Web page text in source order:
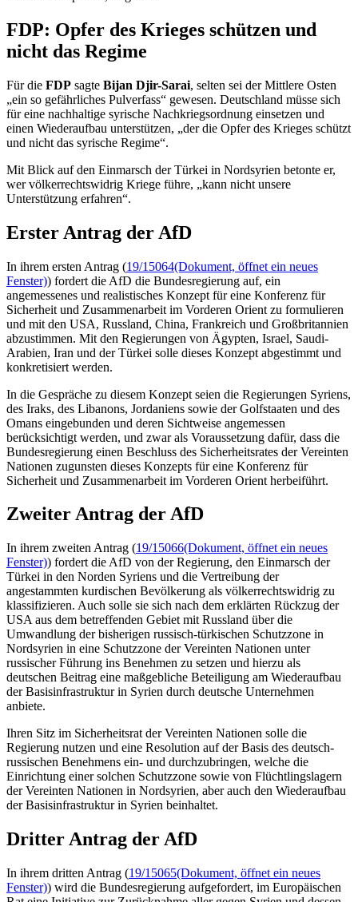
FDP: Opfer des Krieges schützen und
nicht das Regime
Für die FDP sagte Bijan Djir-Sarai, selten sei der Mittlere Osten
„ein so gefährliches Pulverfass“ gewesen. Deutschland müsse sich
für eine nachhaltige syrische Nachkriegsordnung einsetzen und
einen Wiederaufbau unterstützen, „der die Opfer des Krieges schützt
und nicht das syrische Regime“.
Mit Blick auf den Einmarsch der Türkei in Nordsyrien betonte er,
wer völkerrechtswidrig Kriege führe, „kann nicht unsere
Unterstützung erfahren“.
Erster Antrag der AfD
In ihrem ersten Antrag (19/15064(Dokument, öffnet ein neues
Fenster)) fordert die AfD die Bundesregierung auf, ein
angemessenes und realistisches Konzept für eine Konferenz für
Sicherheit und Zusammenarbeit im Vorderen Orient zu formulieren
und mit den USA, Russland, China, Frankreich und Großbritannien
abzustimmen. Mit den Regierungen von Ägypten, Israel, Saudi-
Arabien, Iran und der Türkei solle dieses Konzept abgestimmt und
konkretisiert werden.
In die Gespräche zu diesem Konzept seien die Regierungen Syriens,
des Iraks, des Libanons, Jordaniens sowie der Golfstaaten und des
Omans eingebunden und deren Sichtweise angemessen
berücksichtigt werden, und zwar als Voraussetzung dafür, dass die
Bundesregierung einen Beschluss des Sicherheitsrates der Vereinten
Nationen zugunsten dieses Konzepts für eine Konferenz für
Sicherheit und Zusammenarbeit im Vorderen Orient herbeiführt.
Zweiter Antrag der AfD
In ihrem zweiten Antrag (19/15066(Dokument, öffnet ein neues
Fenster)) fordert die AfD von der Regierung, den Einmarsch der
Türkei in den Norden Syriens und die Vertreibung der
angestammten kurdischen Bevölkerung als völkerrechtswidrig zu
klassifizieren. Auch solle sie sich nach dem erklärten Rückzug der
USA aus dem betreffenden Gebiet mit Russland über die
Umwandlung der bisherigen russisch-türkischen Schutzzone in
Nordsyrien in eine Schutzzone der Vereinten Nationen unter
russischer Führung ins Benehmen zu setzen und hierzu als
deutschen Beitrag eine maßgebliche Beteiligung am Wiederaufbau
der Basisinfrastruktur in Syrien durch deutsche Unternehmen
anbiete.
Ihren Sitz im Sicherheitsrat der Vereinten Nationen solle die
Regierung nutzen und eine Resolution auf der Basis des deutsch-
russischen Benehmens ein- und durchzubringen, welche die
Einrichtung einer solchen Schutzzone sowie von Flüchtlingslagern
der Vereinten Nationen in Nordsyrien, aber auch den Wiederaufbau
der Basisinfrastruktur in Syrien beinhaltet.
Dritter Antrag der AfD
In ihrem dritten Antrag (19/15065(Dokument, öffnet ein neues
Fenster)) wird die Bundesregierung aufgefordert, im Europäischen